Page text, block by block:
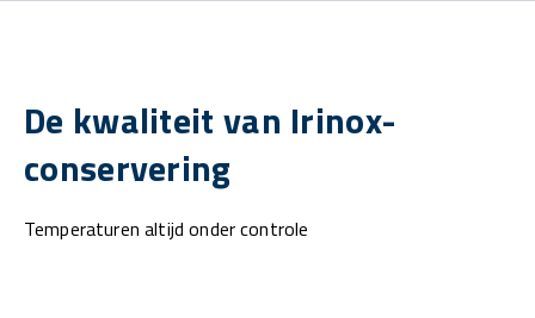
De kwaliteit van Irinox-
conservering
Temperaturen altijd onder controle